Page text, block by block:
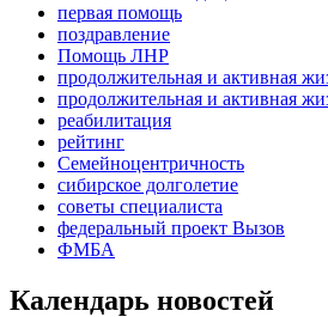
первая помощь
поздравление
Помощь ЛНР
продолжительная и активная
продолжительная и активная
реабилитация
рейтинг
Семейноцентричность
сибирское долголетие
советы специалиста
федеральный проект Вызов
ФМБА
Календарь новостей